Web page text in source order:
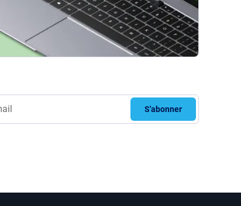
S'abonner